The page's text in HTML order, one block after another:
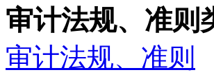
审计法规、准则
审计法规、准则